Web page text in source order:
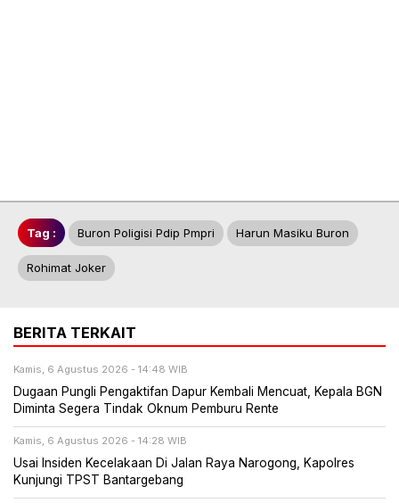
Tag : Buron Poligisi Pdip Pmpri Harun Masiku Buron
Rohimat Joker
BERITA TERKAIT
Kamis, 6 Agustus 2026 - 14:48 WIB
Dugaan Pungli Pengaktifan Dapur Kembali Mencuat, Kepala BGN
Diminta Segera Tindak Oknum Pemburu Rente
Kamis, 6 Agustus 2026 - 14:28 WIB
Usai Insiden Kecelakaan Di Jalan Raya Narogong, Kapolres
Kunjungi TPST Bantargebang